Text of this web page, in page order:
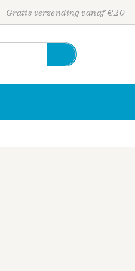
Gratis verzending vanaf €20
Personen